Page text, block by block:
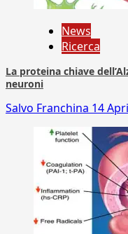
News
Ricerca
La proteina chiave
neuroni
Salvo Franchina 14